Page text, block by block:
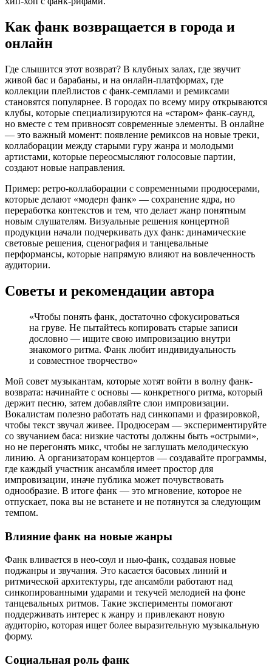
Как фанк возвращается в города и
онлайн
Где слышится этот возврат? В клубных залах, где звучит
живой бас и барабаны, и на онлайн-платформах, где
коллекции плейлистов с фанк-семплами и ремиксами
становятся популярнее. В городах по всему миру открываются
клубы, которые специализируются на «старом» фанк-саунд,
но вместе с тем привносят современные элементы. В онлайне
— это важный момент: появление ремиксов на новые треки,
коллаборации между старыми гуру жанра и молодыми
артистами, которые переосмысляют голосовые партии,
создают новые направления.
Пример: ретро-коллаборации с современными продюсерами,
которые делают «модерн фанк» — сохранение ядра, но
переработка контекстов и тем, что делает жанр понятным
новым слушателям. Визуальные решения концертной
продукции начали подчеркивать дух фанк: динамические
световые решения, сценография и танцевальные
перформансы, которые напрямую влияют на вовлеченность
аудитории.
Советы и рекомендации автора
«Чтобы понять фанк, достаточно сфокусироваться
на груве. Не пытайтесь копировать старые записи
дословно — ищите свою импровизацию внутри
знакомого ритма. Фанк любит индивидуальность
и совместное творчество»
Мой совет музыкантам, которые хотят войти в волну фанк-
возврата: начинайте с основы — конкретного ритма, который
держит песню, затем добавляйте слои импровизации.
Вокалистам полезно работать над синкопами и фразировкой,
чтобы текст звучал живее. Продюсерам — экспериментируйте
со звучанием баса: низкие частоты должны быть «острыми»,
но не перегонять микс, чтобы не заглушать мелодическую
линию. А организаторам концертов — создавайте программы,
где каждый участник ансамбля имеет простор для
импровизации, иначе публика может почувствовать
однообразие. В итоге фанк — это мгновение, которое не
отпускает, пока вы не встанете и не потянутся за следующим
темпом.
Влияние фанк на новые жанры
Фанк вливается в нео-соул и нью-фанк, создавая новые
поджанры и звучания. Это касается басовых линий и
ритмической архитектуры, где ансамбли работают над
синкопированными ударами и текучей мелодией на фоне
танцевальных ритмов. Такие эксперименты помогают
поддерживать интерес к жанру и привлекают новую
аудиторію, которая ищет более выразительную музыкальную
форму.
Социальная роль фанк